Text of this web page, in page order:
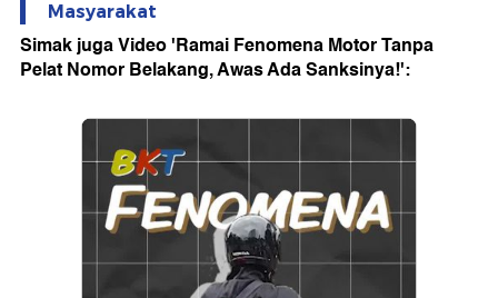
Masyarakat
Simak juga Video 'Ramai Fenomena Motor Tanpa
Pelat Nomor Belakang, Awas Ada Sanksinya!':